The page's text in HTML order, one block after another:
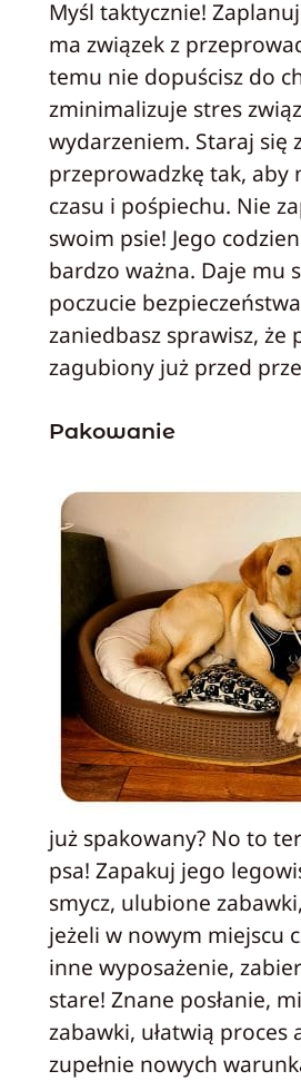
Myśl taktycznie!
ma związek z
temu nie dopuścisz do
zminimalizuje stres
wydarzeniem. Staraj się
przeprowadzkę tak, aby
czasu i pośpiechu. Nie
swoim psie! Jego
bardzo ważna. Daje mu
poczucie
zaniedbasz sprawisz, że
zagubiony już przed
Pakowanie
już spakowany? No to
psa! Zapakuj jego
smycz, ulubione
jeżeli w nowym miejscu
inne wyposażenie,
stare! Znane posłanie,
zabawki, ułatwią proces
zupełnie nowych